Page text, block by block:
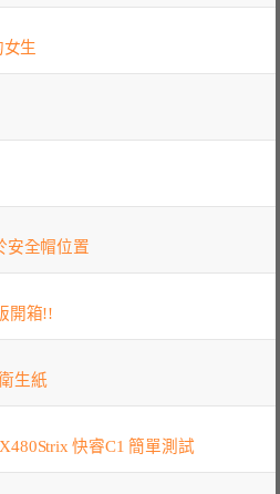
生
安全帽位置
開箱!!
生紙
快睿C1 簡單測試